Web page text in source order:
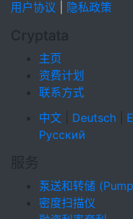
用户协议
隐私政策
Cryptata
主页
资费计划
联系方式
中文
Deutsch
Русский
服务
泵送和转储
密度扫描仪